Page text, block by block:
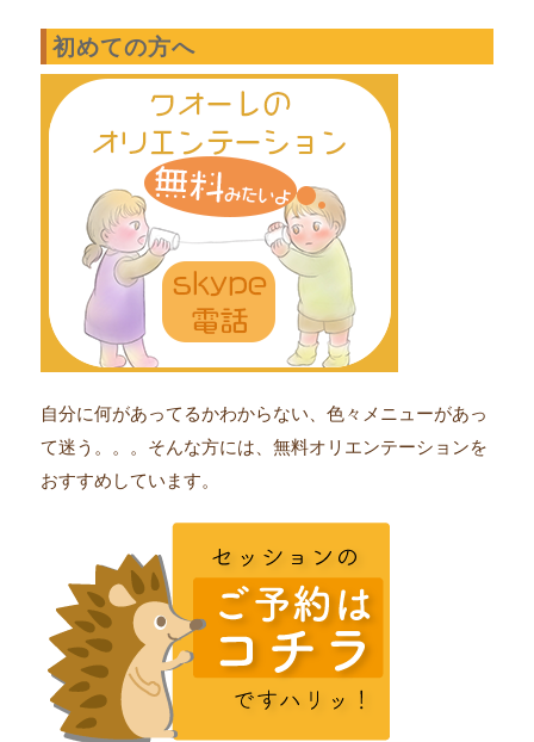
初めての方へ
自分に何があってるかわからない、色々メニューがあっ
て迷う。。。そんな方には、無料オリエンテーションを
おすすめしています。